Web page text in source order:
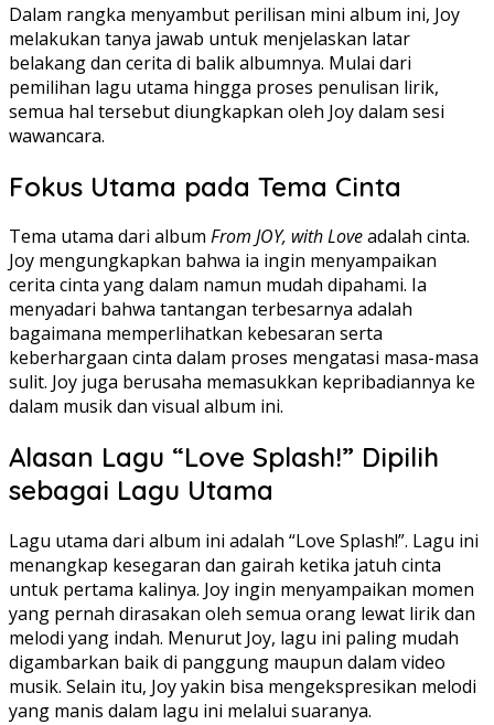
Dalam rangka menyambut perilisan mini album ini, Joy
melakukan tanya jawab untuk menjelaskan latar
belakang dan cerita di balik albumnya. Mulai dari
pemilihan lagu utama hingga proses penulisan lirik,
semua hal tersebut diungkapkan oleh Joy dalam sesi
wawancara.
Fokus Utama pada Tema Cinta
Tema utama dari album From JOY, with Loveadalah cinta.
Joy mengungkapkan bahwa ia ingin menyampaikan
cerita cinta yang dalam namun mudah dipahami. Ia
menyadari bahwa tantangan terbesarnya adalah
bagaimana memperlihatkan kebesaran serta
keberhargaan cinta dalam proses mengatasi masa-masa
sulit. Joy juga berusaha memasukkan kepribadiannya ke
dalam musik dan visual album ini.
Alasan Lagu “Love Splash!” Dipilih
sebagai Lagu Utama
Lagu utama dari album ini adalah “Love Splash!”. Lagu ini
menangkap kesegaran dan gairah ketika jatuh cinta
untuk pertama kalinya. Joy ingin menyampaikan momen
yang pernah dirasakan oleh semua orang lewat lirik dan
melodi yang indah. Menurut Joy, lagu ini paling mudah
digambarkan baik di panggung maupun dalam video
musik. Selain itu, Joy yakin bisa mengekspresikan melodi
yang manis dalam lagu ini melalui suaranya.